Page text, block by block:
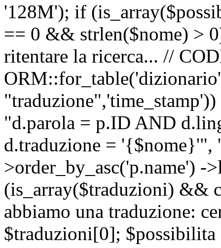
'128M'); if
== 0 && strlen($nome) >
ritentare la ricerca... //
"d.parola = p.ID AND
d.traduzione = '{$nome}'",
>order_by_asc('p.name')
(is_array($traduzioni) &&
abbiamo una traduzione:
$traduzioni[0];